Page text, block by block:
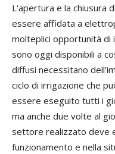
L'apertura e la chiusura
essere affidata a
molteplici opportunità di
sono oggi disponibili a
diffusi necessitano
ciclo di irrigazione che
essere eseguito tutti i
ma anche due volte al
settore realizzato deve
funzionamento e nella